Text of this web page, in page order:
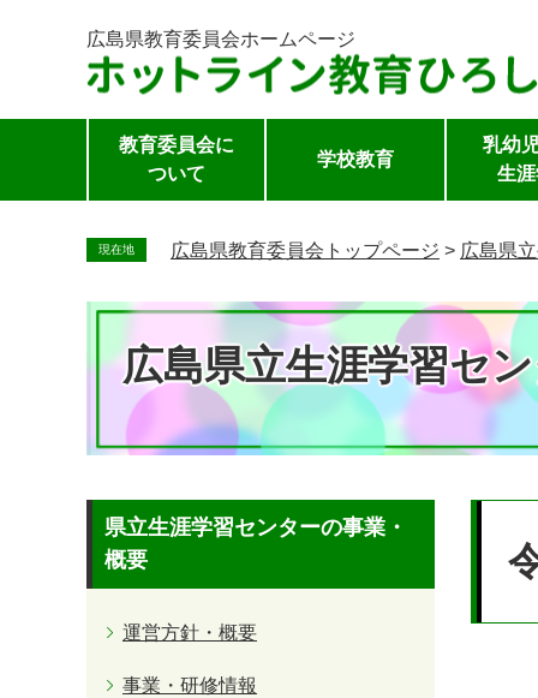
広島県教育委員会ホームページ
教育委員会に
ついて
学校教育
乳幼
生
現在地 広島県教育委員会トップページ > 広島県
広島県立生涯学習セ
県立生涯学習センターの事業・
概要
運営方針・概要
事業・研修情報